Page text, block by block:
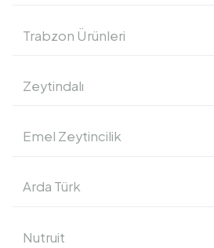
Trabzon Ürünleri
Zeytindalı
Emel Zeytincilik
Arda Türk
Nutruit